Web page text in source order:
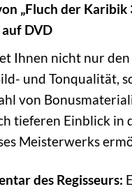
„Fluch der Karibik
DVD
Ihnen nicht nur
und Tonqualität,
von
tieferen Einblick in
Meisterwerks
des Regisseurs: